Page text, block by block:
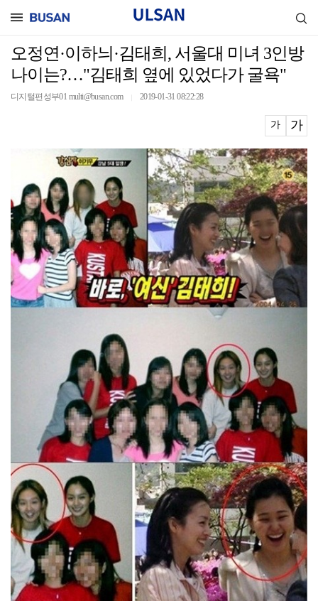
오정연·이하늬·김태희, 서울대 미녀 3인방
나이는?…"김태희 옆에 있었다가 굴욕"
디지털편성부01 multi@busan.com 2019-01-31 08:22:28
가 가